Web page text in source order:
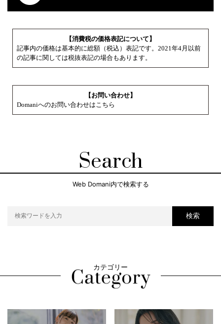
【消費税の価格表記について】
記事内の価格は基本的に総額（税込）表記です。2021年4月以前
の記事に関しては税抜表記の場合もあります。
【お問い合わせ】
Domaniへのお問い合わせはこちら
Search
Web Domani内で検索する
検索
カテゴリー